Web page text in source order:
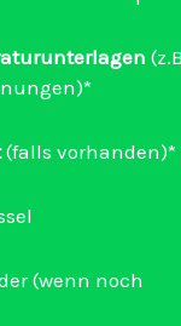
(falls vorhanden)*
(wenn noch